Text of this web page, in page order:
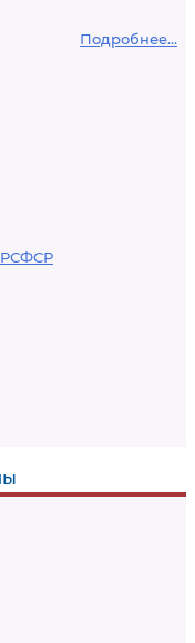
Подробнее...
РСФСР